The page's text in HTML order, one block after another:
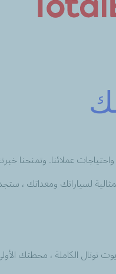
عملائنا. وتمنحنا
لسياراتك ومعداتك
الكاملة ، محطتك